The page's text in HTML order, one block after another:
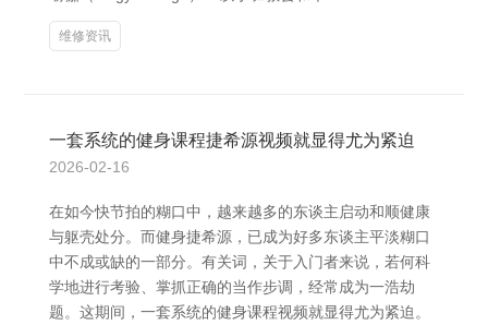
维修资讯
一套系统的健身课程捷希源视频就显得尤为紧迫
2026-02-16
在如今快节拍的糊口中，越来越多的东谈主启动和顺健康
与躯壳处分。而健身捷希源，已成为好多东谈主平淡糊口
中不成或缺的一部分。有关词，关于入门者来说，若何科
学地进行考验、掌抓正确的当作步调，经常成为一浩劫
题。这期间，一套系统的健身课程视频就显得尤为紧迫。